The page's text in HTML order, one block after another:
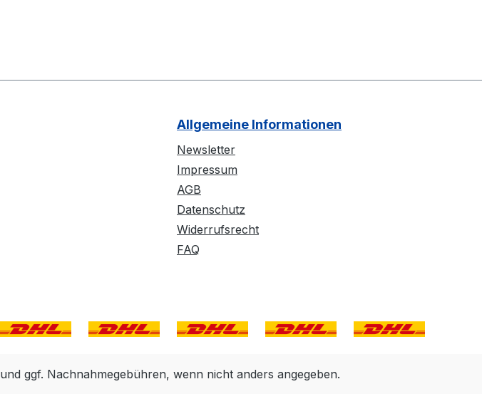
Allgemeine Informationen
Newsletter
Impressum
AGB
Datenschutz
Widerrufsrecht
FAQ
und ggf. Nachnahmegebühren, wenn nicht anders angegeben.